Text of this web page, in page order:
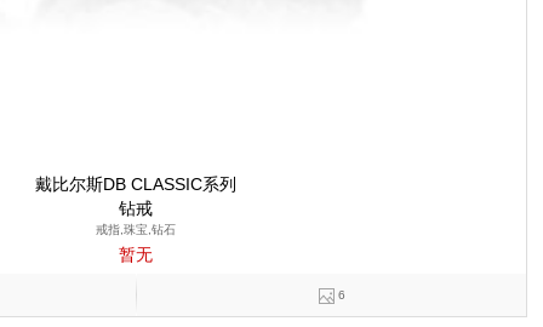
戴比尔斯DB CLASSIC系列
钻戒
戒指,珠宝,钻石
暂无
6